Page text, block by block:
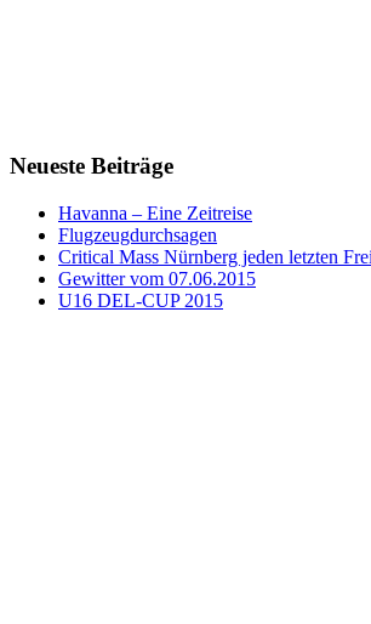
Neueste Beiträge
Havanna – Eine Zeitreise
Flugzeugdurchsagen
Critical Mass Nürnberg jeden letzten
Gewitter vom 07.06.2015
U16 DEL-CUP 2015